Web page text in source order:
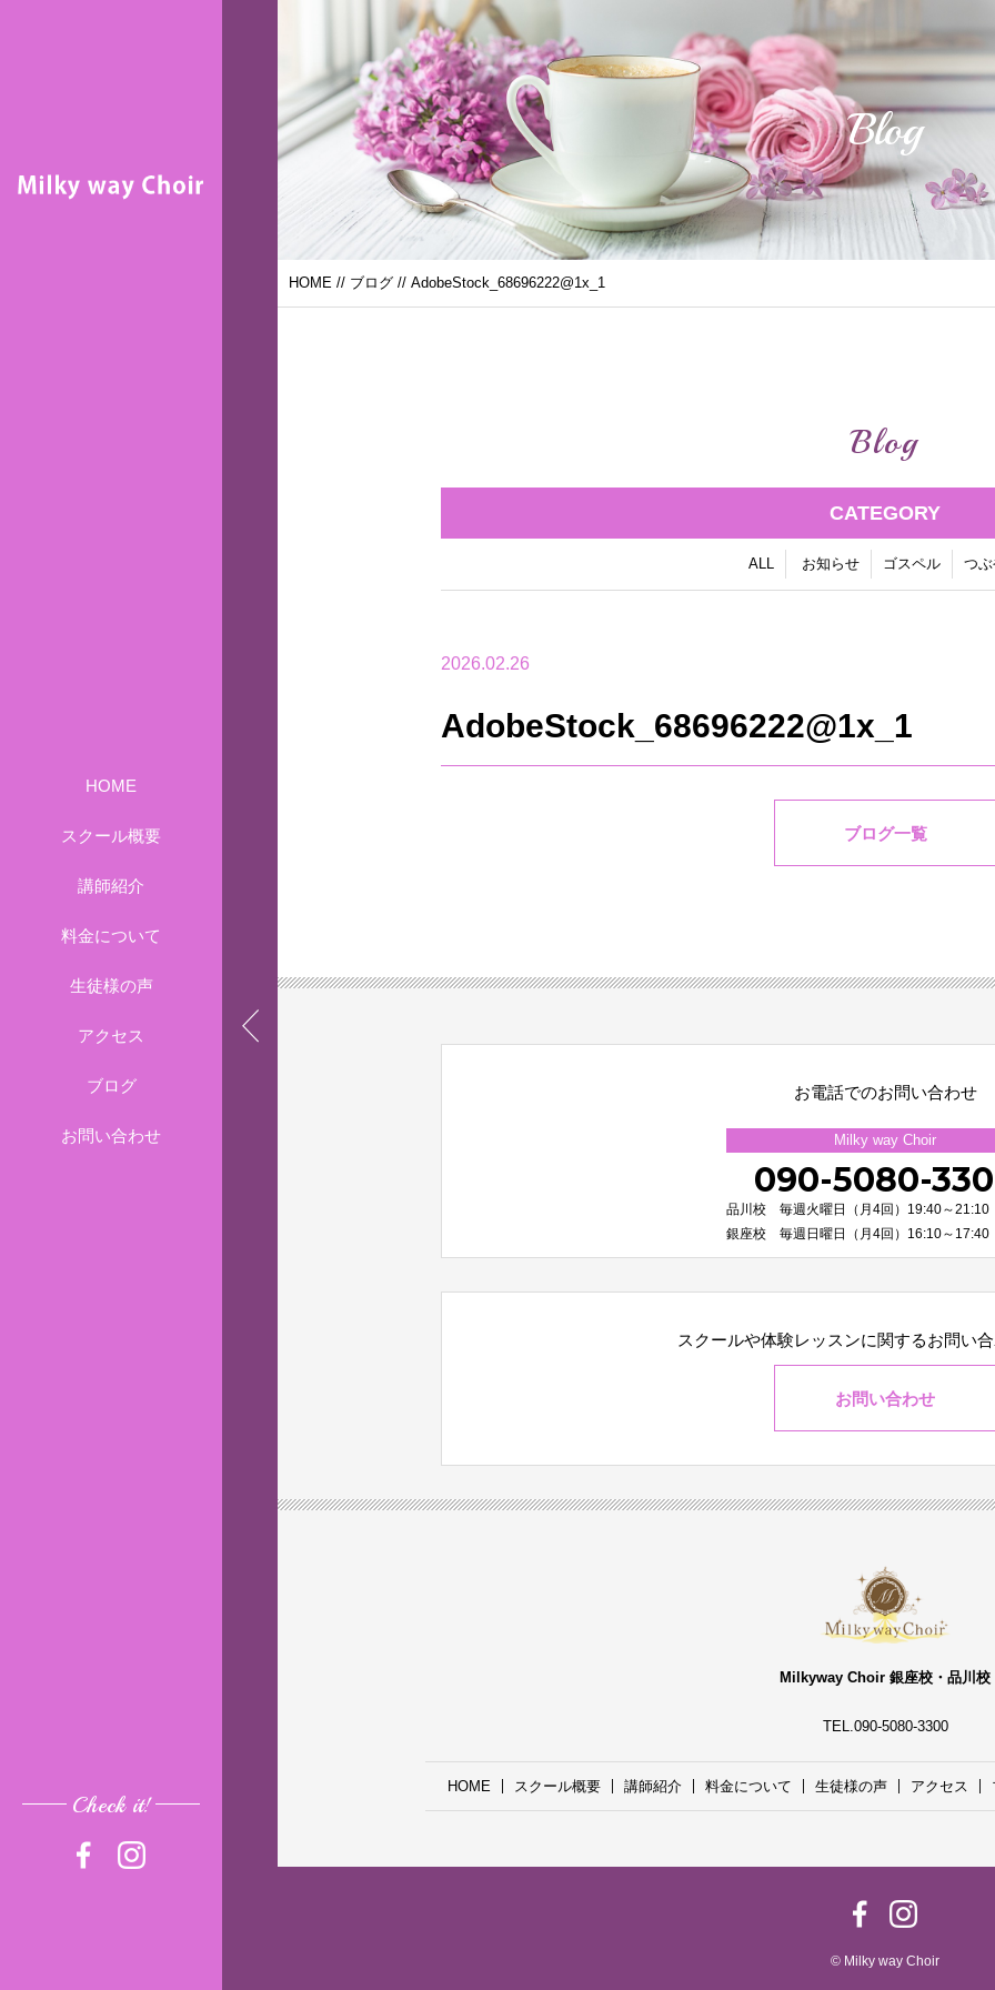
HOME
スクール概要
講師紹介
料金について
生徒様の声
アクセス
ブログ
お問い合わせ
Check it!
Blog
HOME // ブログ // AdobeStock_68696222@1x_1
Blog
CATEGORY
ALL お知らせ ゴスペル つ
2026.02.26
AdobeStock_68696222@1x_1
ブログ一覧
お電話でのお問い合わせ
Milky way Choir
090-5080-
品川校 毎週火曜日（月4回）19:40～21:10
銀座校 毎週日曜日（月4回）16:10～17:40
スクールや体験レッスンに関するお問い
お問い合わせ
Milkyway Choir 銀座校・品川校
TEL.090-5080-3300
HOME スクール概要 講師紹介 料金について 生徒様の声 アクセス
© Milky way Choir